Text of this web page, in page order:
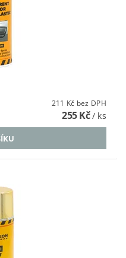
211 Kč bez DPH
255 Kč/ ks